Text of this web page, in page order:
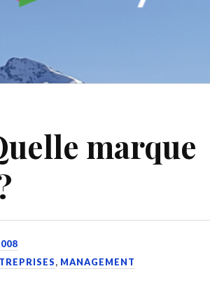
marque
, MANAGEMENT